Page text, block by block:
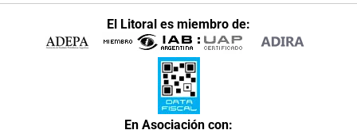
El Litoral es miembro de:
En Asociación con: